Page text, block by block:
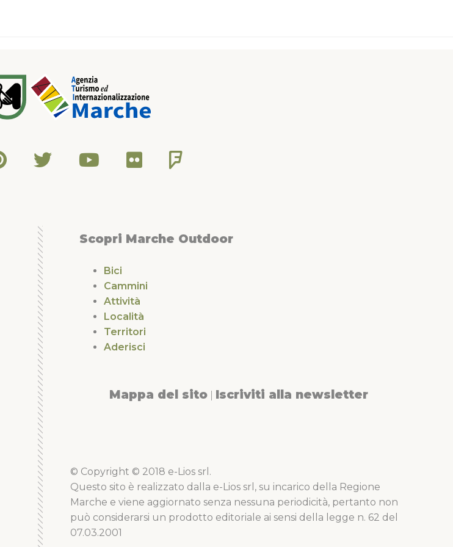
Scopri Marche Outdoor
Bici
Cammini
Attività
Località
Territori
Aderisci
Mappa del sito Iscriviti alla newsletter
© Copyright © 2018 e-Lios srl.
Questo sito è realizzato dalla e-Lios srl, su incarico della Regione
Marche e viene aggiornato senza nessuna periodicità, pertanto non
può considerarsi un prodotto editoriale ai sensi della legge n. 62 del
07.03.2001